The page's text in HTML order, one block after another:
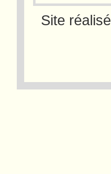
Site réalisé